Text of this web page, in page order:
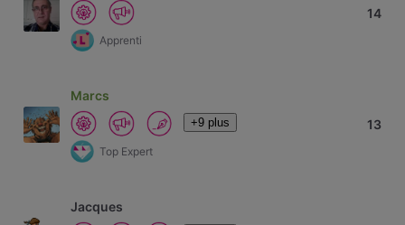
Apprenti
14
Marcs
+9 plus
Top Expert
13
Jacques